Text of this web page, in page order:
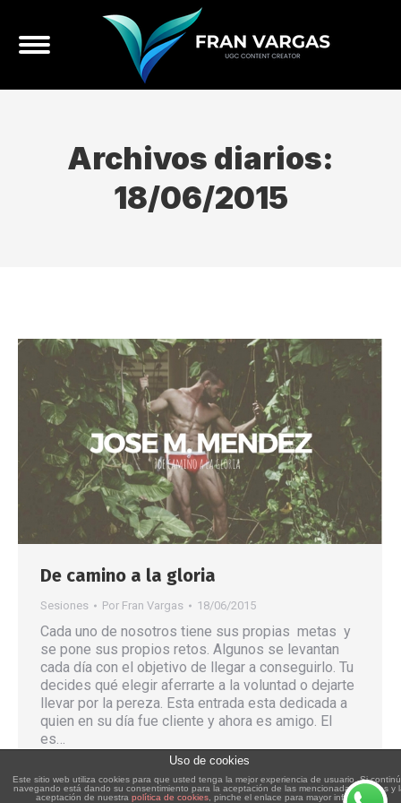
Archivos diarios:
18/06/2015
De camino a la gloria
Sesiones Por Fran Vargas 18/06/2015
Cada uno de nosotros tiene sus propias metas y
se pone sus propios retos. Algunos se levantan
cada día con el objetivo de llegar a conseguirlo. Tu
decides qué elegir aferrarte a la voluntad o dejarte
llevar por la pereza. Esta entrada esta dedicada a
quien en su día fue cliente y ahora es amigo. El
es…
Uso de cookies
Este sitio web utiliza cookies para que usted tenga la mejor experiencia de usuario. Si
navegando está dando su consentimiento para la aceptación de las mencionadas cookies y
aceptación de nuestra política de cookies, pinche el enlace para mayor información.